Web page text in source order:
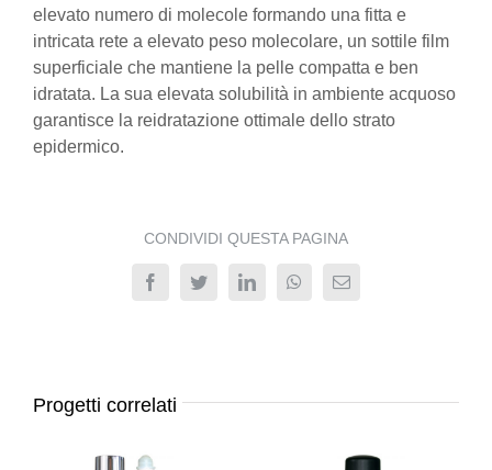
elevato numero di molecole formando una fitta e
intricata rete a elevato peso molecolare, un sottile film
superficiale che mantiene la pelle compatta e ben
idratata. La sua elevata solubilità in ambiente acquoso
garantisce la reidratazione ottimale dello strato
epidermico.
CONDIVIDI QUESTA PAGINA
FacebookTwitterLinkedInWhatsApp
Email
Progetti correlati